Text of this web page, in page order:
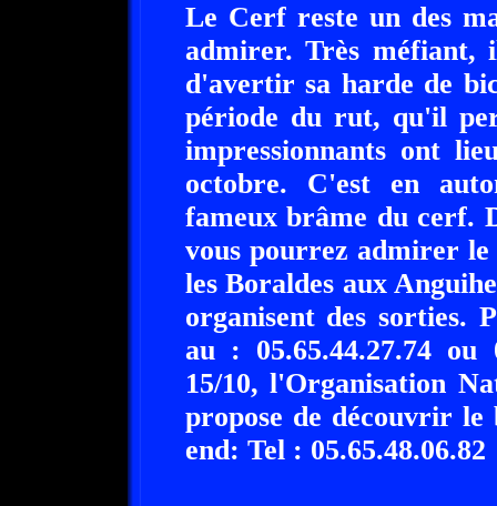
Le Cerf reste un des
admirer. Très
d'avertir sa harde de
période du rut, qu'il
impressionnants ont
octobre. C'est en
fameux brâme du cerf.
vous pourrez admirer
les Boraldes aux
organisent des sorties.
au : 05.65.44.27.74 ou
15/10, l'Organisation
propose de découvrir
end: Tel : 05.65.48.06.82